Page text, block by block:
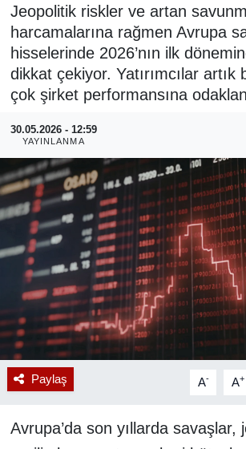
Jeopolitik riskler ve artan
harcamalarına rağmen Avrupa
hisselerinde 2026’nın ilk
dikkat çekiyor. Yatırımcılar artık
çok şirket performansına
30.05.2026 - 12:59
YAYINLANMA
Paylaş A- A+
Avrupa’da son yıllarda savaşlar,
SİYASET
SPOR
ASAYİŞ
RESMİ REKLAM
Tüm Manşetler
Son Dakika Haberleri
Haber Arşivi